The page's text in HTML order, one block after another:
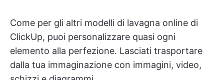
Come per gli altri modelli di lavagna online di
ClickUp, puoi personalizzare quasi ogni
elemento alla perfezione. Lasciati trasportare
dalla tua immaginazione con immagini, video,